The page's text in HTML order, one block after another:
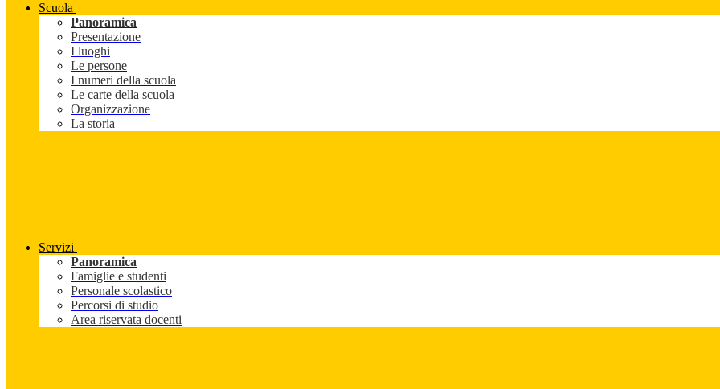
Scuola
Panoramica
Presentazione
I luoghi
Le persone
I numeri della scuola
Le carte della scuola
Organizzazione
La storia
Servizi
Panoramica
Famiglie e studenti
Personale scolastico
Percorsi di studio
Area riservata docenti